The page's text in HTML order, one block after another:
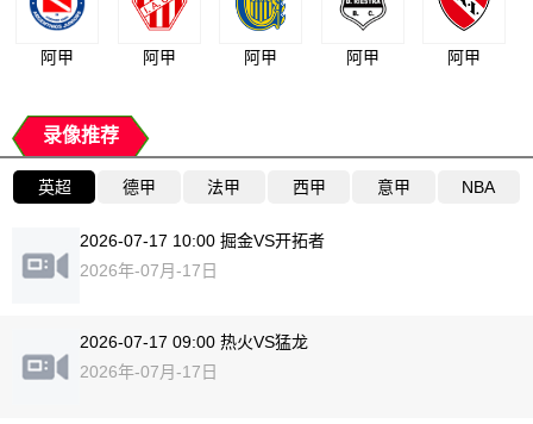
阿甲 阿甲 阿甲 阿甲 阿甲
录像推荐
英超 德甲 法甲 西甲 意甲 NBA
2026-07-17 10:00 掘金VS开拓者
2026年-07月-17日
2026-07-17 09:00 热火VS猛龙
2026年-07月-17日